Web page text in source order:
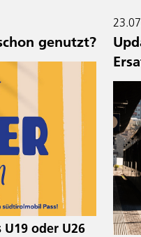
genutzt?
oder U26